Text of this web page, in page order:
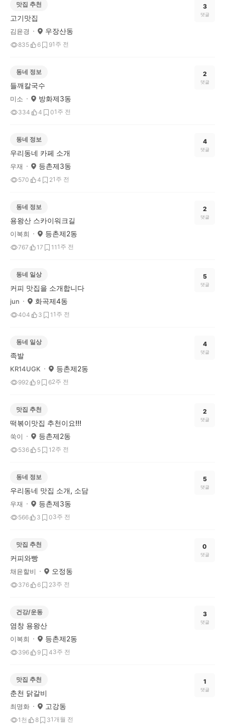
맛집 추천
고기맛집
김윤경 우장산동
835 6 91주 전
3
댓글
동네 정보
들깨칼국수
미소 방화제3동
334 4 01주 전
2
댓글
동네 정보
우리동네 카페 소개
우재 등촌제3동
570 4 21주 전
4
댓글
동네 정보
용왕산 스카이워크길
이복희 등촌제2동
767 17 11 1주 전
2
댓글
동네 일상
커피 맛집을 소개합니다
jun 화곡제4동
404 3 1 1주 전
5
댓글
동네 일상
족발
KR14UGK 등촌제2동
992 9 62주 전
4
댓글
맛집 추천
떡볶이맛집 추천이요!!!
쑥이 등촌제2동
536 5 1 2주 전
2
댓글
동네 정보
우리동네 맛집 소개, 소담
우재 등촌제3동
566 3 03주 전
5
댓글
맛집 추천
커피와빵
채윤할비 오정동
376 6 23주 전
0
댓글
건강/운동
염창 용왕산
이복희 등촌제2동
396 9 43주 전
3
댓글
맛집 추천
춘천 닭갈비
최명화 고강동
1천 8 31개월 전
1
댓글